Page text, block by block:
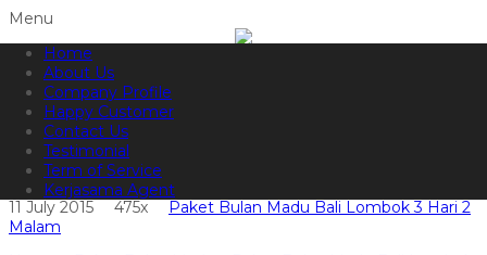
Menu
Home
About Us
Company Profile
Happy Customer
Contact Us
Testimonial
Term of Service
Kerjasama Agent
Informasi lebih lanjut?
Paket Bulan Madu Bali Lombok 3
Hari 2 Malam Paradise Island
11 July 2015 475x
Paket Bulan Madu Bali Lombok 3 Hari 2
Malam